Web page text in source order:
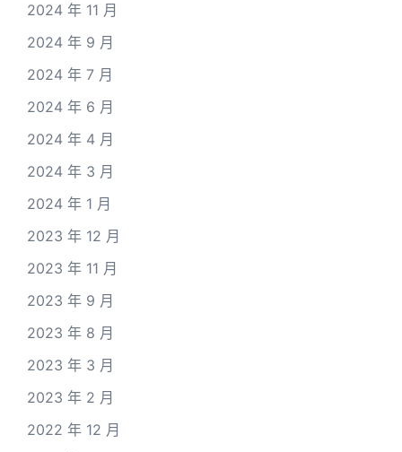
2024 年 11 月
2024 年 9 月
2024 年 7 月
2024 年 6 月
2024 年 4 月
2024 年 3 月
2024 年 1 月
2023 年 12 月
2023 年 11 月
2023 年 9 月
2023 年 8 月
2023 年 3 月
2023 年 2 月
2022 年 12 月